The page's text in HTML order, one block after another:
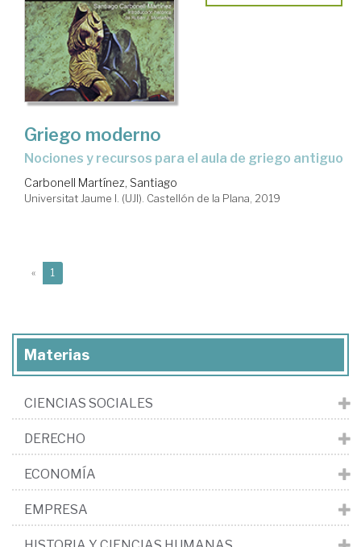
Griego moderno
Nociones y recursos para el aula de griego antiguo
Carbonell Martínez, Santiago
Universitat Jaume I. (UJI). Castellón de la Plana, 2019
« 1
Materias
CIENCIAS SOCIALES
DERECHO
ECONOMÍA
EMPRESA